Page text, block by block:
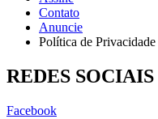
Contato
Anuncie
Política de Privacidade
REDES SOCIAIS
Facebook